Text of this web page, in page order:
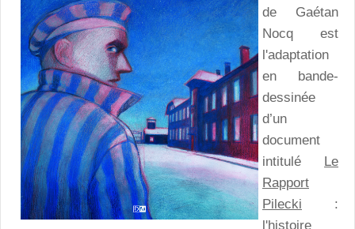
de Gaétan
Nocq est
l'adaptation
en bande-
dessinée
d’un
document
intitulé
Le
Rapport
Pilecki :
l'histoire